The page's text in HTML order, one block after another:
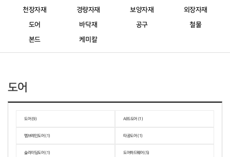
천장자재 경량자재 보양자재 외장자재
도어 바닥재 공구 철물
본드 케미칼
도어
도어 (9) ABS도어 (1)
멤브레인도어 (1) 타공도어 (1)
슬라이딩도어 (1) 도어하드웨어 (5)